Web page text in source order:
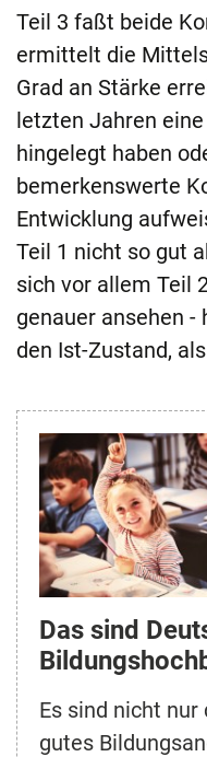
Teil 3 faßt beide
ermittelt die
Grad an Stärke
letzten Jahren
hingelegt haben
bemerkenswerte
Entwicklung
Teil 1 nicht so gut
sich vor allem Teil
genauer ansehen
den Ist-Zustand,
Das sind
Es sind nicht
gutes